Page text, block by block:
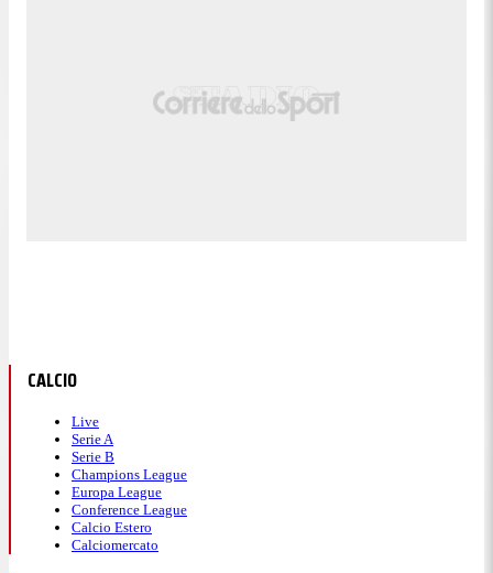
CALCIO
Live
Serie A
Serie B
Champions League
Europa League
Conference League
Calcio Estero
Calciomercato